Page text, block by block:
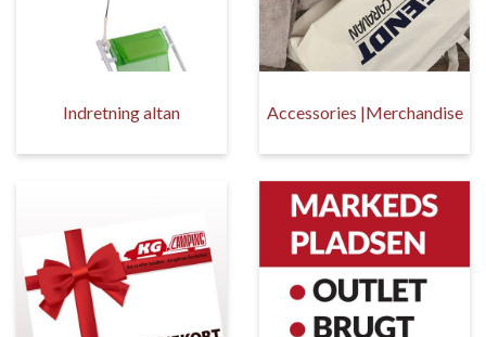
Indretning altan Accessories |Merchandise